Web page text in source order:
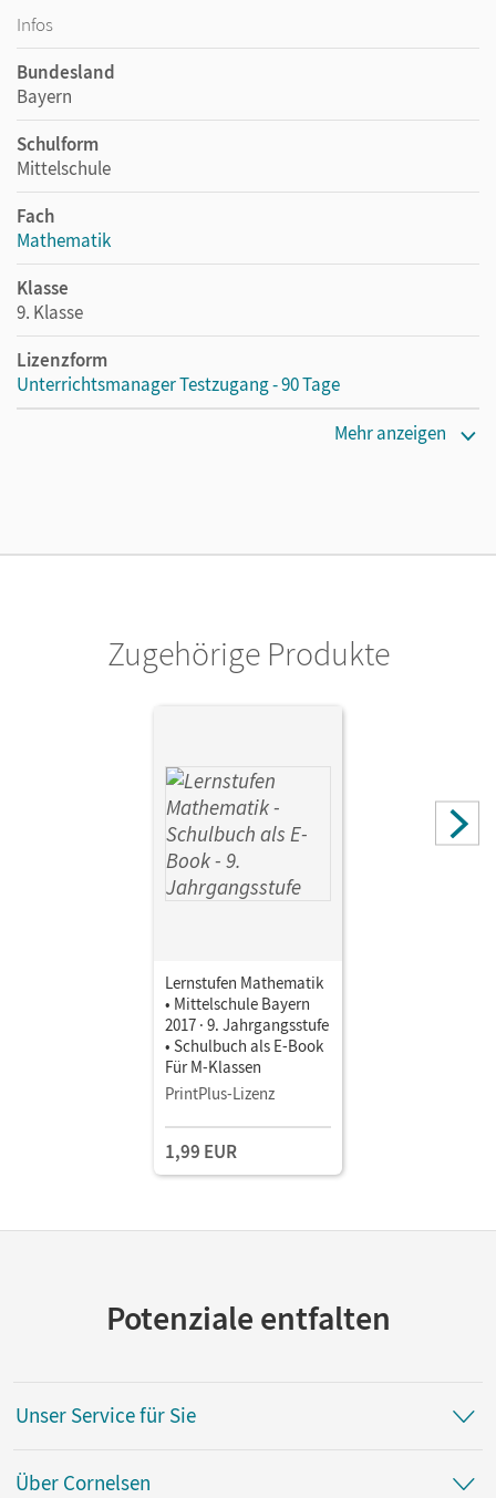
Infos
Bundesland
Bayern
Schulform
Mittelschule
Fach
Mathematik
Klasse
9. Klasse
Lizenzform
Unterrichtsmanager Testzugang - 90 Tage
Unterrichtsmanager 90 Tage lang zu testen.
Mehr anzeigen
Zugehörige Produkte
Lernstufen Mathematik
• Mittelschule Bayern
2017 · 9. Jahrgangsstufe
• Schulbuch als E-Book
Für M-Klassen
PrintPlus-Lizenz
1,99 EUR
Potenziale entfalten
Unser Service für Sie
Über Cornelsen